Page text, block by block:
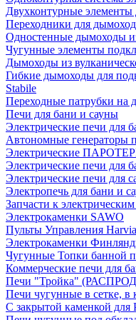
Двухконтурные элементы
Переходники для
Одностенные дымоходы
Чугунные элементы
Дымоходы из
Гибкие дымоходы для
Stabile
Переходные патрубки на
Печи для бани и сауны
Электрические печи для
Автономные генераторы
Электрические
Электрические печи для
Электрические печи для
Электропечь для бани и
Запчасти к
Электрокаменки SAWO
Пульты Управления Harvia
Электрокаменки
Чугунные Топки банной
Коммерческие печи для
Печи "Тройка"
Печи чугунные в сетке, в
С закрытой каменкой для